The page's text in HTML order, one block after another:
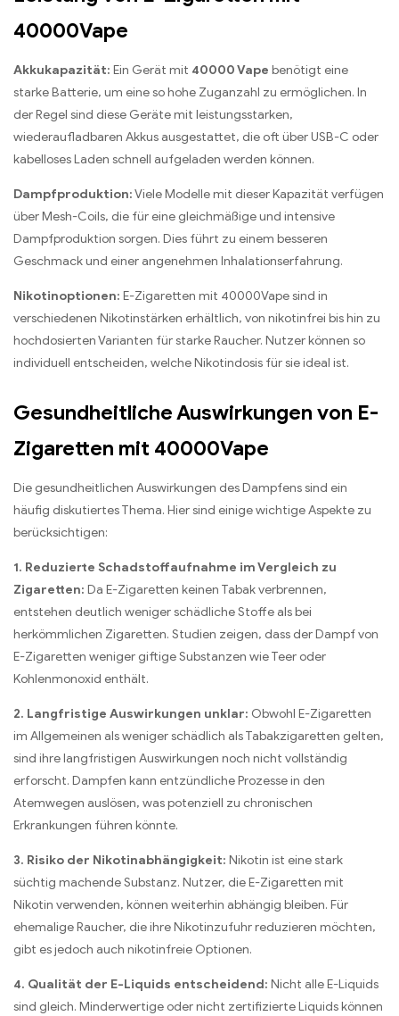
40000Vape
Akkukapazität: Ein Gerät mit 40000 Vape benötigt eine
starke Batterie, um eine so hohe Zuganzahl zu ermöglichen. In
der Regel sind diese Geräte mit leistungsstarken,
wiederaufladbaren Akkus ausgestattet, die oft über USB-C oder
kabelloses Laden schnell aufgeladen werden können.
Dampfproduktion:Viele Modelle mit dieser Kapazität verfügen
über Mesh-Coils, die für eine gleichmäßige und intensive
Dampfproduktion sorgen. Dies führt zu einem besseren
Geschmack und einer angenehmen Inhalationserfahrung.
Nikotinoptionen: E-Zigaretten mit 40000Vape sind in
verschiedenen Nikotinstärken erhältlich, von nikotinfrei bis hin zu
hochdosierten Varianten für starke Raucher. Nutzer können so
individuell entscheiden, welche Nikotindosis für sie ideal ist.
Gesundheitliche Auswirkungen von E-
Zigaretten mit 40000Vape
Die gesundheitlichen Auswirkungen des Dampfens sind ein
häufig diskutiertes Thema. Hier sind einige wichtige Aspekte zu
berücksichtigen:
1. Reduzierte Schadstoffaufnahme im Vergleich zu
Zigaretten: Da E-Zigaretten keinen Tabak verbrennen,
entstehen deutlich weniger schädliche Stoffe als bei
herkömmlichen Zigaretten. Studien zeigen, dass der Dampf von
E-Zigaretten weniger giftige Substanzen wie Teer oder
Kohlenmonoxid enthält.
2. Langfristige Auswirkungen unklar: Obwohl E-Zigaretten
im Allgemeinen als weniger schädlich als Tabakzigaretten gelten,
sind ihre langfristigen Auswirkungen noch nicht vollständig
erforscht. Dampfen kann entzündliche Prozesse in den
Atemwegen auslösen, was potenziell zu chronischen
Erkrankungen führen könnte.
3. Risiko der Nikotinabhängigkeit: Nikotin ist eine stark
süchtig machende Substanz. Nutzer, die E-Zigaretten mit
Nikotin verwenden, können weiterhin abhängig bleiben. Für
ehemalige Raucher, die ihre Nikotinzufuhr reduzieren möchten,
gibt es jedoch auch nikotinfreie Optionen.
4. Qualität der E-Liquids entscheidend: Nicht alle E-Liquids
sind gleich. Minderwertige oder nicht zertifizierte Liquids können